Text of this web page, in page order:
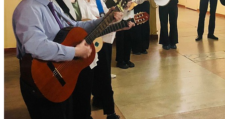
Приказ
Разделы
Главная
О Дворце
Родителям
Контакты
Карта сайта